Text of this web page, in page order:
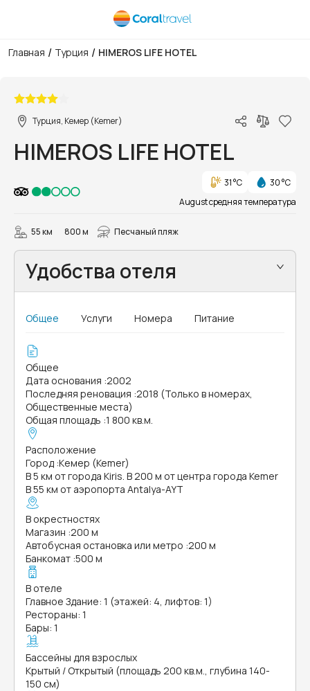
Главная / Турция / HIMEROS LIFE HOTEL
Турция, Кемер (Kemer)
HIMEROS LIFE HOTEL
31 °C
30 °C
August средняя температура
55 км 800 м Песчаный пляж
Удобства отеля
Общее Услуги Номера Питание
Общее
Дата основания :2002
Последняя реновация :2018 (Только в номерах,
Общественные места)
Общая площадь :1 800 кв.м.
Расположение
Город :Кемер (Kemer)
В 5 км от города Kiris. В 200 м от центра города Kemer
В 55 км от аэропорта Antalya-AYT
В окрестностях
Магазин :200 м
Автобусная остановка или метро :200 м
Банкомат :500 м
В отеле
Главное Здание: 1 (этажей: 4, лифтов: 1)
Рестораны: 1
Бары: 1
Бассейны для взрослых
Крытый / Открытый (площадь 200 кв.м., глубина 140-
150 см)